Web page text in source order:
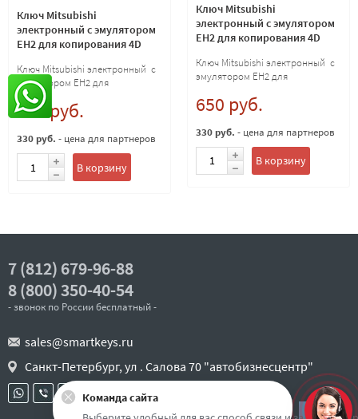
Ключ Mitsubishi
электронный с эмулятором
EH2 для копирования 4D
Ключ Mitsubishi электронный с
эмулятором EH2 для
копирования 4D транспондеров,
лезвие MIT8
650 руб.
330 руб. - цена для партнеров
В корзину
Ключ Mitsubishi
электронный с эмулятором
EH2 для копирования 4D
MIT11
Ключ Mitsubishi электронный с
эмулятором EH2 для
лезвие MIT11
650 руб.
330 руб. - цена для партнеров
В корзину
7 (812) 679-96-88
8 (800) 350-40-54
- звонок по России бесплатный -
sales@smartkeys.ru
Санкт-Петербург, ул . Салова 70 "автобизнесцентр"
Команда сайта